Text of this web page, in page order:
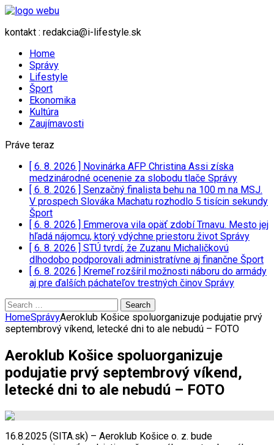
kontakt : redakcia@i-lifestyle.sk
Home
Správy
Lifestyle
Šport
Ekonomika
Kultúra
Zaujímavosti
Práve teraz
[ 6. 8. 2026 ] Novinárka AFP Christina Assi získa
medzinárodné ocenenie za slobodu tlače Správy
[ 6. 8. 2026 ] Senzačný finalista behu na 100 m na MSJ.
V prospech Slováka Machatu rozhodlo 5 tisícin sekundy
Šport
[ 6. 8. 2026 ] Emmerova vila opäť zdobí Trnavu. Mesto jej
hľadá nájomcu, ktorý vdýchne priestoru život Správy
[ 6. 8. 2026 ] STÚ tvrdí, že Zuzanu Michaličkovú
dlhodobo podporovali administratívne aj finančne Šport
[ 6. 8. 2026 ] Kremeľ rozšíril možnosti náboru do armády
aj pre ďalších páchateľov trestných činov Správy
Search
for:
HomeSprávyAeroklub Košice spoluorganizuje podujatie prvý
septembrový víkend, letecké dni to ale nebudú – FOTO
Aeroklub Košice spoluorganizuje
podujatie prvý septembrový víkend,
letecké dni to ale nebudú – FOTO
16.8.2025 (SITA.sk) – Aeroklub Košice o. z. bude